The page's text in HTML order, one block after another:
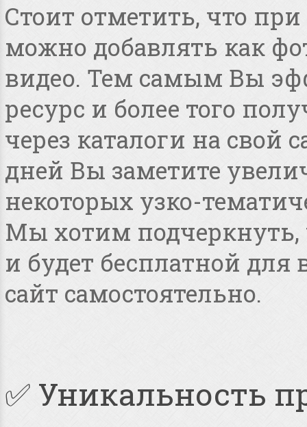
Стоит отметить, что
можно добавлять как
видео. Тем самым Вы
ресурс и более того
через каталоги на свой
дней Вы заметите
некоторых узко-
Мы хотим подчеркнуть,
и будет бесплатной
сайт самостоятельно.
✅ Уникальность